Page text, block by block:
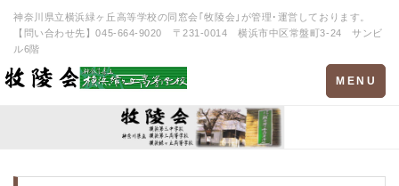
神奈川県立横浜緑ヶ丘高等学校の同窓会｢牧陵会｣が管理･運営しております。
【問い合わせ先】045-664-9020 〒231-0014 横浜市中区常盤町3-24 サンビ
ル6階
Toggle
navigation
MENU